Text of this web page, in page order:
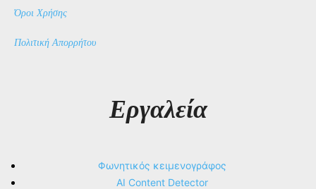
Όροι Χρήσης
Πολιτική Απορρήτου
Εργαλεία
Φωνητικός κειμενογράφος
AI Content Detector